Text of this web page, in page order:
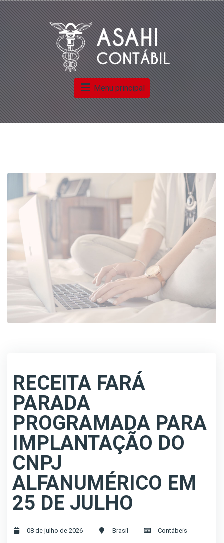
Menu principal
RECEITA FARÁ
PARADA
PROGRAMADA PARA
IMPLANTAÇÃO DO
CNPJ
ALFANUMÉRICO EM
25 DE JULHO
08 de julho de 2026 Brasil Contábeis